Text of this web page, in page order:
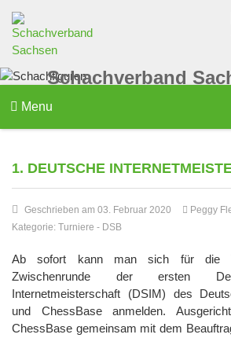
Schachverband
Menu
1. DEUTSCHE
Geschrieben am 03. Februar 2020
Peggy
Kategorie: Turniere - DSB
Ab sofort kann man sich für die
Zwischenrunde der ersten
Internetmeisterschaft (DSIM) des
und ChessBase anmelden.
ChessBase gemeinsam mit dem